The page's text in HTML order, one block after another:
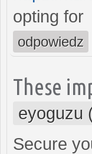
opting for
odpowiedz
These
eyoguzu
Secure